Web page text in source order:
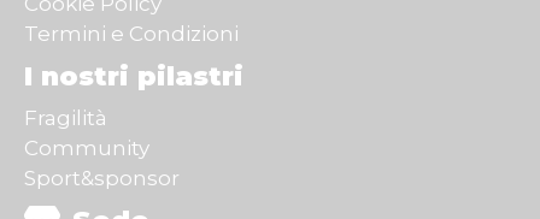
Termini e Condizioni
I nostri pilastri
Fragilità
Community
Sport&sponsor